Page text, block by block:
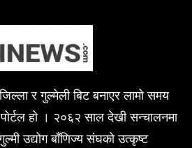
र गुल्मेली बिट बनाएर लामो समय
हो । २०६२ साल देखी सन्चालनमा
उद्योग बाँणिज्य संघको उत्कृष्ट